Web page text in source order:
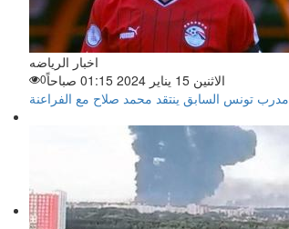
اخبار الرياضه
الاثنين 15 يناير 2024 01:15 صباحاً
0
مدرب تونس السابق ينتقد محمد صلاح مع الفراعنة